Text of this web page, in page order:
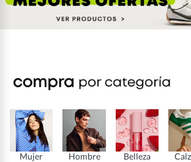
Mujer Hombre Belleza